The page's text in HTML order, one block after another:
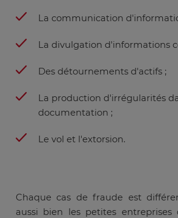
La communication
La divulgation d'informations
Des détournements d'actifs ;
La production d'irrégularités
documentation ;
Le vol et l'extorsion.
Chaque cas de fraude est
aussi bien les petites entreprises